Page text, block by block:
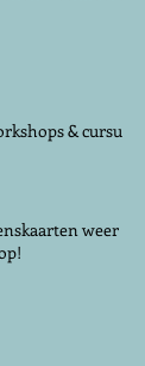
& cursus
weer te